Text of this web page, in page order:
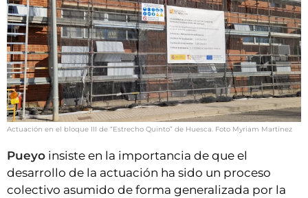
Actuación en el bloque III de “Estrecho Quinto” de Huesca. Foto Myriam Martínez
Pueyo insiste en la importancia de que el
desarrollo de la actuación ha sido un proceso
colectivo asumido de forma generalizada por la